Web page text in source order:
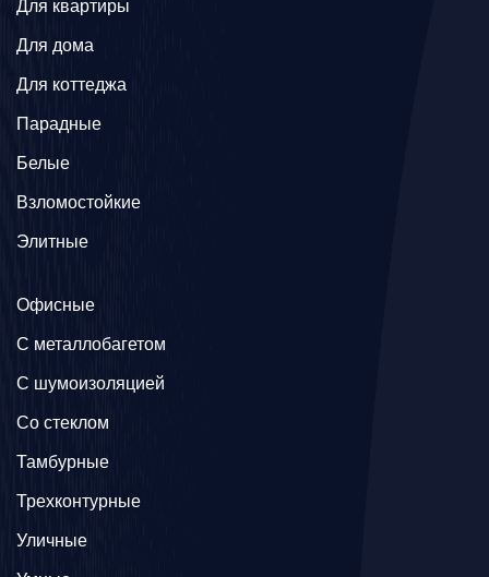
Для квартиры
Для дома
Для коттеджа
Парадные
Белые
Взломостойкие
Элитные
Офисные
C металлобагетом
С шумоизоляцией
Со стеклом
Тамбурные
Трехконтурные
Уличные